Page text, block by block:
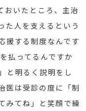
おいたところ、主治
た人を支えるという
援する制度なんです
払ってるんですか
と明るく説明をし
医は受診の度に「制
みてね」と笑顔で繰